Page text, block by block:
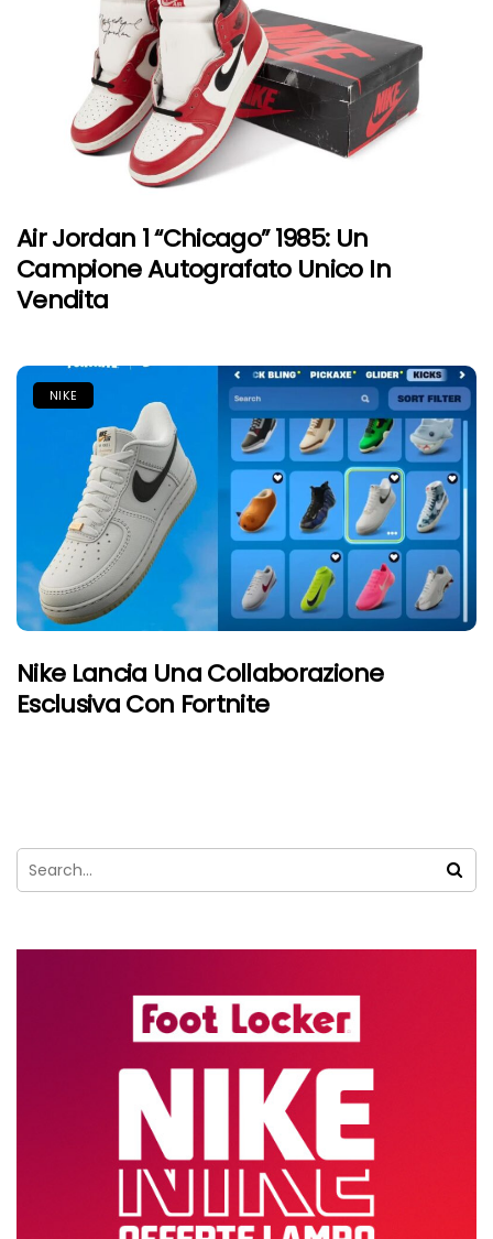
Air Jordan 1 “Chicago” 1985: Un
Campione Autografato Unico In
Vendita
NIKE
Nike Lancia Una Collaborazione
Esclusiva Con Fortnite